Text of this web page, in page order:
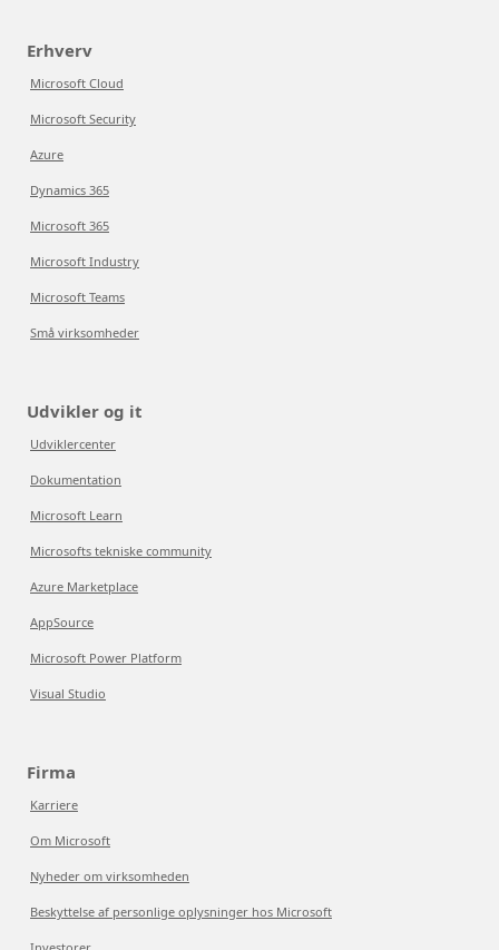
Erhverv
Microsoft Cloud
Microsoft Security
Azure
Dynamics 365
Microsoft 365
Microsoft Industry
Microsoft Teams
Små virksomheder
Udvikler og it
Udviklercenter
Dokumentation
Microsoft Learn
Microsofts tekniske community
Azure Marketplace
AppSource
Microsoft Power Platform
Visual Studio
Firma
Karriere
Om Microsoft
Nyheder om virksomheden
Beskyttelse af personlige oplysninger hos Microsoft